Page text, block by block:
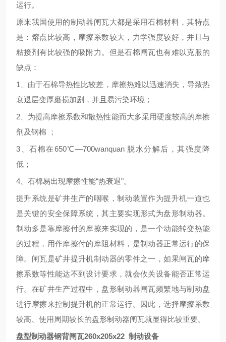
运行。
原来我国使用的制动器闸瓦大都是采用石棉材料，其特点
是：熔点 比较高，摩擦系数较大，力学强度较好，并且与
粘接剂有比较强的吸附力。但是石棉闸瓦也有难以克服的
缺点：
1、由于石棉导热性比较差，摩擦热难以迅速消失，导致热
衰退层变厚磨损加剧，并且 易污染环境；
2、为提高摩擦系数和散热性能而大多采用硬度较高的摩擦
剂及钢棉
；
3、石棉在650℃—700wanquan 脱水分解后，其强度降
低；
4、石棉易出现摩擦性能“热衰退"。
提升系统是矿井生产的咽喉，制动装置作为提升机一道也
是关键的安全保障系统，其主要实现形式为盘形制动器。
制动多是靠摩擦付的摩擦来实现的，是一个动能转变热能
的过程，用作摩擦付的摩阻材料，是制动器正常运行的保
障。闸瓦是矿井提升机制动器的零件之一 ，如果闸瓦的摩
擦系数等性能达不到设计要求，就会攸关设备能否正常运
行。在矿井生产过程中，盘形制动器闸瓦频繁地与制动盘
进行摩擦来控制提升机的正常运行。 因此，选择摩擦系数
较高、使用周期较长的盘形制动器闸瓦就显得比较重要。
盘型制动器钢背闸瓦260x205x22 制动设备